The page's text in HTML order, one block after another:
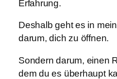
Erfahrung.
Deshalb geht es in
darum, dich zu öffnen.
Sondern darum, einen
dem du es überhaupt